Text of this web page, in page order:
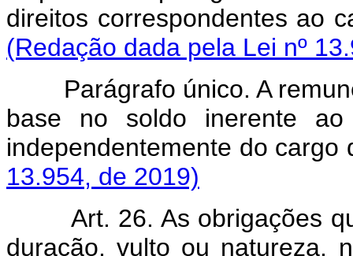
direitos correspondentes
(Redação dada pela Lei nº
Parágrafo único. A
base no soldo inerente
independentemente do
13.954, de 2019)
Art. 26. As obrigações
duração, vulto ou natureza,